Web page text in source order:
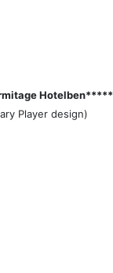
Hotelben*****
Player design)